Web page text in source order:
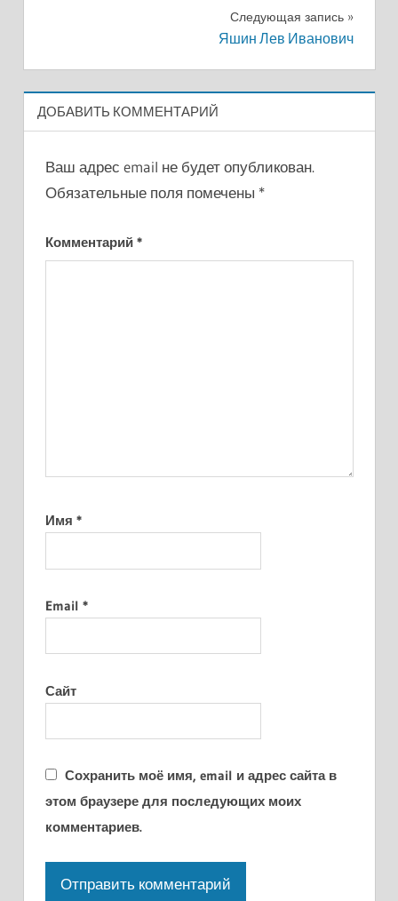
Следующая запись
Яшин Лев Иванович
ДОБАВИТЬ КОММЕНТАРИЙ
Ваш адрес email не будет опубликован.
Обязательные поля помечены *
Комментарий *
Имя *
Email *
Сайт
Сохранить моё имя, email и адрес сайта в
этом браузере для последующих моих
комментариев.